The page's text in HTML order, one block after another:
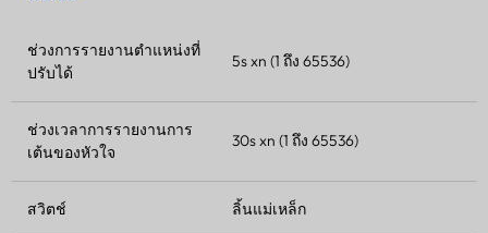
ช่วงการรายงานตำแหน่งที่
ปรับได้
5s xn (1 ถึง 65536)
ช่วงเวลาการรายงานการ
เต้นของหัวใจ
30s xn (1 ถึง 65536)
สวิตช์ ลิ้นแม่เหล็ก